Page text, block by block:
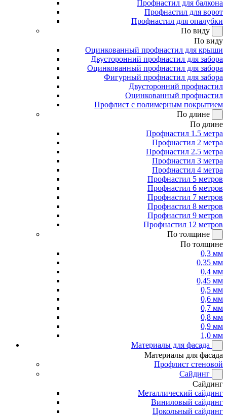
Профнастил для балкона
Профнастил для ворот
Профнастил для опалубки
По виду
По виду
Оцинкованный профнастил для крыши
Двусторонний профнастил для забора
Оцинкованный профнастил для забора
Фигурный профнастил для забора
Двусторонний профнастил
Оцинкованный профнастил
Профлист с полимерным покрытием
По длине
По длине
Профнастил 1.5 метра
Профнастил 2 метра
Профнастил 2.5 метра
Профнастил 3 метра
Профнастил 4 метра
Профнастил 5 метров
Профнастил 6 метров
Профнастил 7 метров
Профнастил 8 метров
Профнастил 9 метров
Профнастил 12 метров
По толщине
По толщине
0,3 мм
0,35 мм
0,4 мм
0,45 мм
0,5 мм
0,6 мм
0,7 мм
0,8 мм
0,9 мм
1,0 мм
Материалы для фасада
Материалы для фасада
Профлист стеновой
Сайдинг
Сайдинг
Металлический сайдинг
Виниловый сайдинг
Цокольный сайдинг